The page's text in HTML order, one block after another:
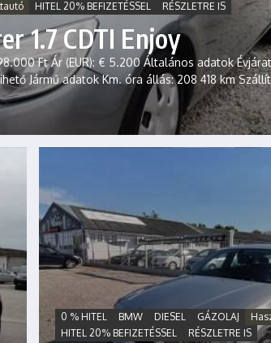
HITEL 20% BEFIZETÉSSEL RÉSZLETRE IS
1.7 CDTI Enjoy
Ft Ár (EUR): € 5.200 Általános adatok
Jármű adatok Km. óra állás: 208 418 km
0 % HITEL BMW DIESEL GÁZOLAJ
HITEL 20% BEFIZETÉSSEL
RÉSZLETRE IS